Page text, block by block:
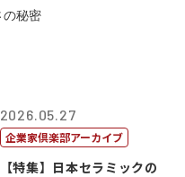
2026.05.27
企業家倶楽部アーカイブ
【特集】日本セラミックの